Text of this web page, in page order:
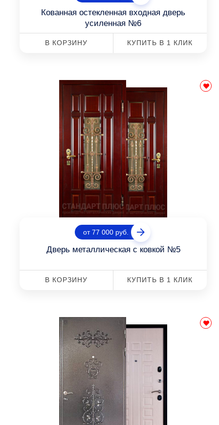
Кованная остекленная входная дверь
усиленная №6
В КОРЗИНУ КУПИТЬ В 1 КЛИК
от 77 000 руб.
Дверь металлическая с ковкой №5
В КОРЗИНУ КУПИТЬ В 1 КЛИК